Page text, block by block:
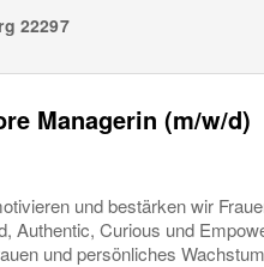
22297
Managerin (m/w/d)
und bestärken wir
Authentic, Curious und
und persönliches